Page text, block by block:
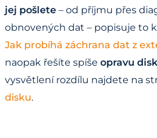
jej pošlete – od příjmu přes
obnovených dat – popisuje to
Jak probíhá záchrana dat z
naopak řešíte spíše opravu
vysvětlení rozdílu najdete na
disku.